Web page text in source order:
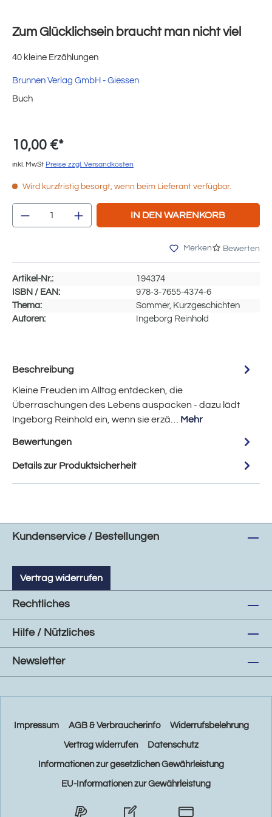
Zum Glücklichsein braucht man nicht viel
40 kleine Erzählungen
Brunnen Verlag GmbH - Giessen
Buch
10,00 €*
inkl. MwSt Preise zzgl. Versandkosten
Wird kurzfristig besorgt, wenn beim Lieferant verfügbar.
Produkt Anzahl: Gib den gewünschten
IN DEN WARENKORB
Merken Bewerten
Artikel-Nr.:
194374
ISBN / EAN:
978-3-7655-4374-6
Thema:
Sommer, Kurzgeschichten
Autoren:
Ingeborg Reinhold
Beschreibung
Kleine Freuden im Alltag entdecken, die
Überraschungen des Lebens auspacken - dazu lädt
Ingeborg Reinhold ein, wenn sie erzä… Mehr
Bewertungen
Details zur Produktsicherheit
Kundenservice / Bestellungen
Vertrag widerrufen
Rechtliches
Hilfe / Nützliches
Newsletter
Impressum AGB & Verbraucherinfo Widerrufsbelehrung
Vertrag widerrufen Datenschutz
Informationen zur gesetzlichen Gewährleistung
EU-Informationen zur Gewährleistung